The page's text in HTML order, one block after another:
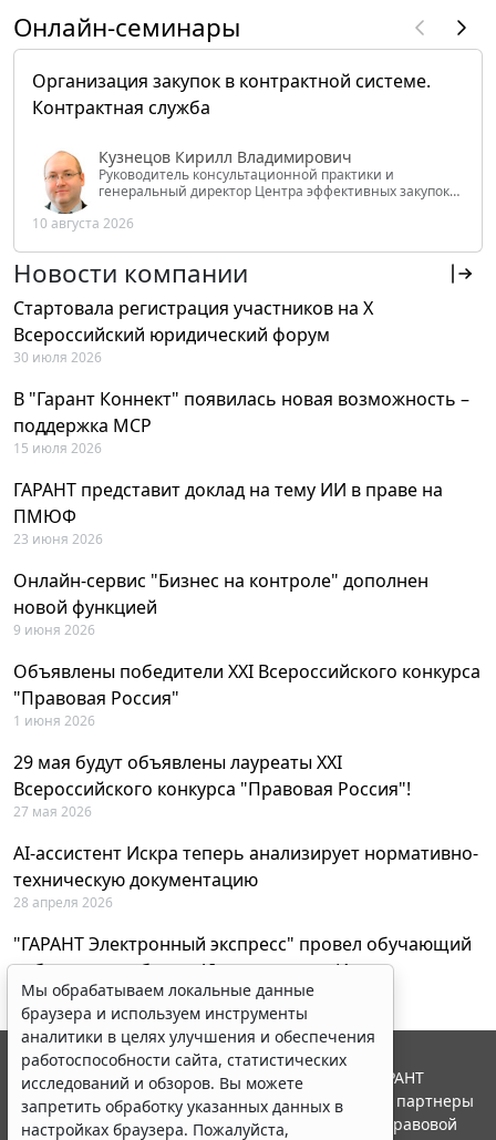
Онлайн-семинары
Организация закупок в контрактной системе.
Контрактная служба
Кузнецов Кирилл Владимирович
Руководитель консультационной практики и
генеральный директор Центра эффективных закупок
РФ
10 августа 2026
Новости компании
Стартовала регистрация участников на X
Всероссийский юридический форум
30 июля 2026
В "Гарант Коннект" появилась новая возможность –
поддержка MCP
15 июля 2026
ГАРАНТ представит доклад на тему ИИ в праве на
ПМЮФ
23 июня 2026
Онлайн-сервис "Бизнес на контроле" дополнен
новой функцией
9 июня 2026
Объявлены победители XXI Всероссийского конкурса
"Правовая Россия"
1 июня 2026
29 мая будут объявлены лауреаты XXI
Всероссийского конкурса "Правовая Россия"!
27 мая 2026
AI-ассистент Искра теперь анализирует нормативно-
техническую документацию
28 апреля 2026
"ГАРАНТ Электронный экспресс" провел обучающий
вебинар по работе с AI-ассистентом Искра
23 апреля 2026
Мы обрабатываем локальные данные
браузера и используем инструменты
аналитики в целях улучшения и обеспечения
работоспособности сайта, статистических
исследований и обзоров. Вы можете
запретить обработку указанных данных в
настройках браузера. Пожалуйста,
© ООО "НПП "ГАРАНТ-СЕРВИС", 2026. Система ГАРАНТ
выпускается с 1990 года. Компания "Гарант" и ее партнеры
являются участниками Российской ассоциации правовой